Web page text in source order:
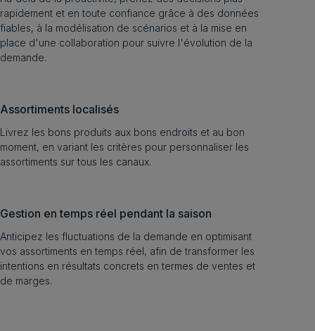
rapidement et en toute confiance grâce à des données
fiables, à la modélisation de scénarios et à la mise en
place d'une collaboration pour suivre l'évolution de la
demande.
Assortiments localisés
Livrez les bons produits aux bons endroits et au bon
moment, en variant les critères pour personnaliser les
assortiments sur tous les canaux.
Gestion en temps réel pendant la saison
Anticipez les fluctuations de la demande en optimisant
vos assortiments en temps réel, afin de transformer les
intentions en résultats concrets en termes de ventes et
de marges.